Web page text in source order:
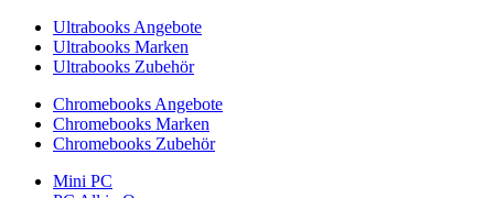
Ultrabooks Angebote
Ultrabooks Marken
Ultrabooks Zubehör
Chromebooks Angebote
Chromebooks Marken
Chromebooks Zubehör
Mini PC